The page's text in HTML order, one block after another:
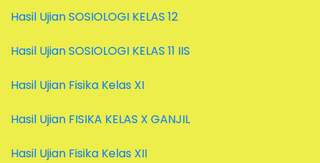
Hasil Ujian SOSIOLOGI KELAS 12
Hasil Ujian SOSIOLOGI KELAS 11 IIS
Hasil Ujian Fisika Kelas XI
Hasil Ujian FISIKA KELAS X GANJIL
Hasil Ujian Fisika Kelas XII